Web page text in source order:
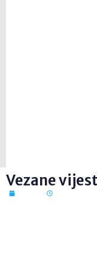
Vezane